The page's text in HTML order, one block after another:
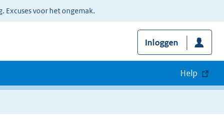
Excuses voor het ongemak.
Inloggen
Help